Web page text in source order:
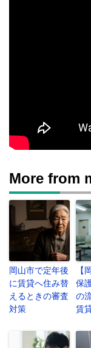
More from
岡山市で定年後
に賃貸へ住み替
えるときの審査
対策
【
保
の
賃